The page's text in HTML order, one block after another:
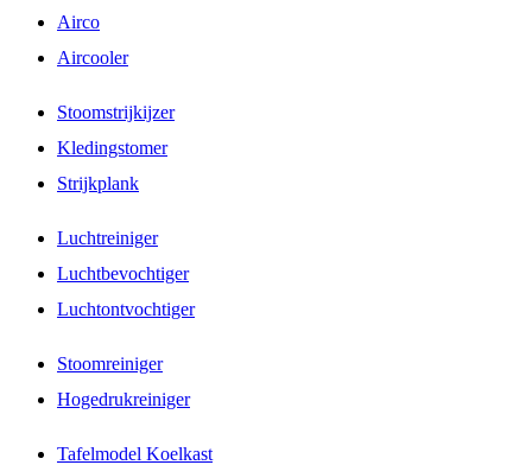
Airco
Aircooler
Stoomstrijkijzer
Kledingstomer
Strijkplank
Luchtreiniger
Luchtbevochtiger
Luchtontvochtiger
Stoomreiniger
Hogedrukreiniger
Tafelmodel Koelkast